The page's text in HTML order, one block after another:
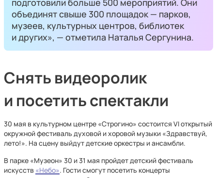
подготовили больше 500 мероприятий. Они
объединят свыше 300 площадок — парков,
музеев, культурных центров, библиотек
и других», — отметила Наталья Сергунина.
Снять видеоролик
и посетить спектакли
30 мая в культурном центре «Строгино» состоится VI открытый
окружной фестиваль духовой и хоровой музыки «Здравствуй,
лето!». На сцену выйдут детские оркестры и ансамбли.
В парке «Музеон» 30 и 31 мая пройдет детский фестиваль
искусств «Небо». Гости смогут посетить концерты